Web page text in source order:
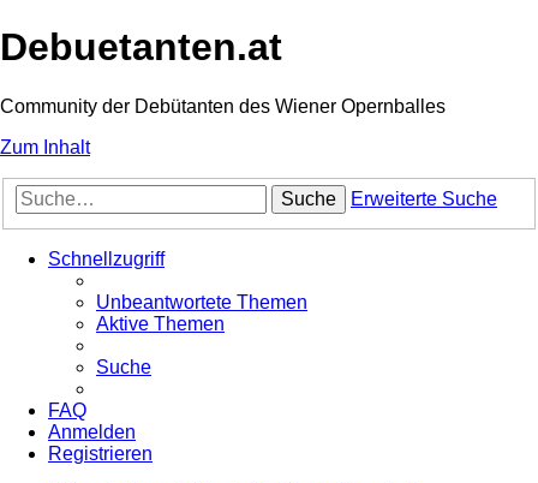
Debuetanten.at
Community der Debütanten des Wiener Opernballes
Zum Inhalt
Suche Erweiterte Suche
Schnellzugriff
Unbeantwortete Themen
Aktive Themen
Suche
FAQ
Anmelden
Registrieren